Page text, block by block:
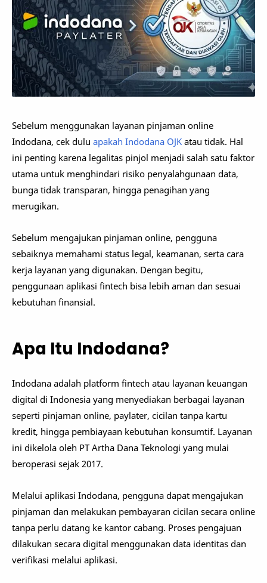
Sebelum menggunakan layanan pinjaman online
Indodana, cek dulu apakah Indodana OJK atau tidak. Hal
ini penting karena legalitas pinjol menjadi salah satu faktor
utama untuk menghindari risiko penyalahgunaan data,
bunga tidak transparan, hingga penagihan yang
merugikan.
Sebelum mengajukan pinjaman online, pengguna
sebaiknya memahami status legal, keamanan, serta cara
kerja layanan yang digunakan. Dengan begitu,
penggunaan aplikasi fintech bisa lebih aman dan sesuai
kebutuhan finansial.
Apa Itu Indodana?
Indodana adalah platform fintech atau layanan keuangan
digital di Indonesia yang menyediakan berbagai layanan
seperti pinjaman online, paylater, cicilan tanpa kartu
kredit, hingga pembiayaan kebutuhan konsumtif. Layanan
ini dikelola oleh PT Artha Dana Teknologi yang mulai
beroperasi sejak 2017.
Melalui aplikasi Indodana, pengguna dapat mengajukan
pinjaman dan melakukan pembayaran cicilan secara online
tanpa perlu datang ke kantor cabang. Proses pengajuan
dilakukan secara digital menggunakan data identitas dan
verifikasi melalui aplikasi.